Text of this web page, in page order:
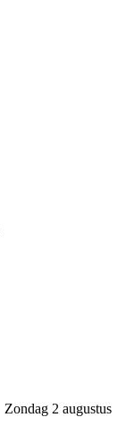
Zondag 2 augustus